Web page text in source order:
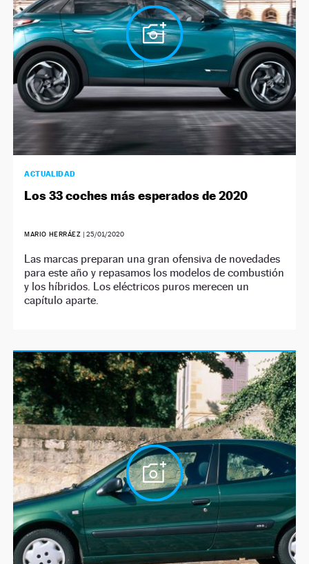
ACTUALIDAD
Los 33 coches más esperados de 2020
MARIO HERRÁEZ | 25/01/2020
Las marcas preparan una gran ofensiva de novedades
para este año y repasamos los modelos de combustión
y los híbridos. Los eléctricos puros merecen un
capítulo aparte.